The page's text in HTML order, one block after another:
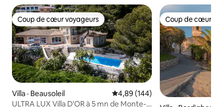
Coup de cœur voyageurs
Coup de cœur voyageurs
Villa · Beausoleil Note moyenne de 4,89 sur 5,
4,89 (144)
ULTRA LUX Villa D'OR à 5 mn de Monte-
Coup de cœur
Coup de cœur